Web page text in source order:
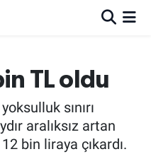
TL oldu
sınırı
aralıksız artan
12 bin liraya çıkardı.